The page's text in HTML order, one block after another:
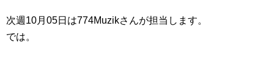
次週10月05日は774Muzikさんが担当します。
では。